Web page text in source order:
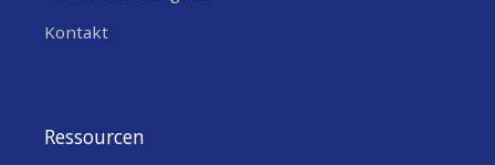
Kontakt
Ressourcen